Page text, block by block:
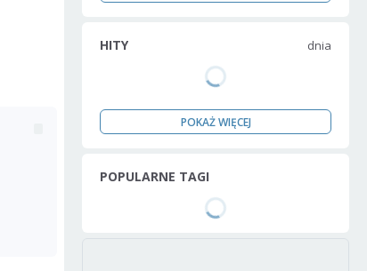
HITY dnia
POKAŻ WIĘCEJ
POPULARNE TAGI